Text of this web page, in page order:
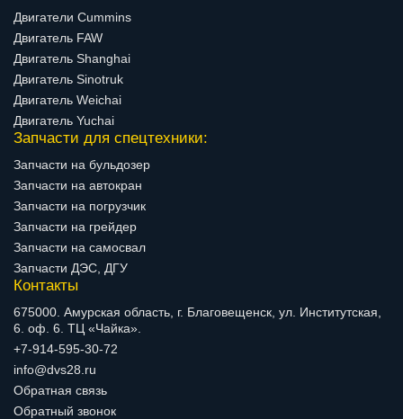
Двигатели Cummins
Двигатель FAW
Двигатель Shanghai
Двигатель Sinotruk
Двигатель Weichai
Двигатель Yuchai
Запчасти для спецтехники:
Запчасти на бульдозер
Запчасти на автокран
Запчасти на погрузчик
Запчасти на грейдер
Запчасти на самосвал
Запчасти ДЭС, ДГУ
Контакты
675000. Амурская область, г. Благовещенск, ул. Институтская,
6. оф. 6. ТЦ «Чайка».
+7-914-595-30-72
info@dvs28.ru
Обратная связь
Обратный звонок